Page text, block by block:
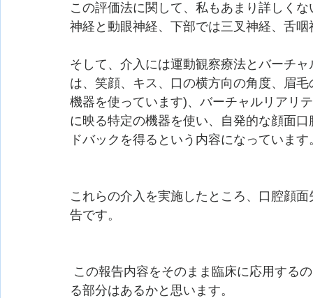
この評価法に関して、私もあまり詳しく
神経と動眼神経、下部では三叉神経、舌
そして、介入には運動観察療法とバーチ
は、笑顔、キス、口の横方向の角度、眉
機器を使っています)、バーチャルリアリ
に映る特定の機器を使い、自発的な顔面
ドバックを得るという内容になっていま
これらの介入を実施したところ、口腔顔
告です。
る部分はあるかと思います。